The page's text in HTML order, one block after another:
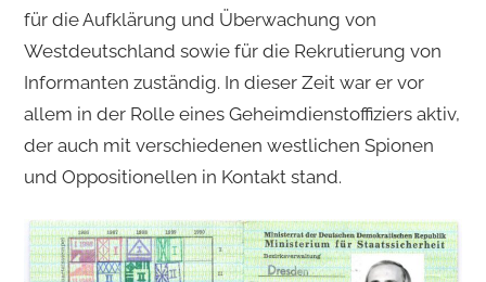
für die Aufklärung und Überwachung von
Westdeutschland sowie für die Rekrutierung von
Informanten zuständig. In dieser Zeit war er vor
allem in der Rolle eines Geheimdienstoffiziers aktiv,
der auch mit verschiedenen westlichen Spionen
und Oppositionellen in Kontakt stand.